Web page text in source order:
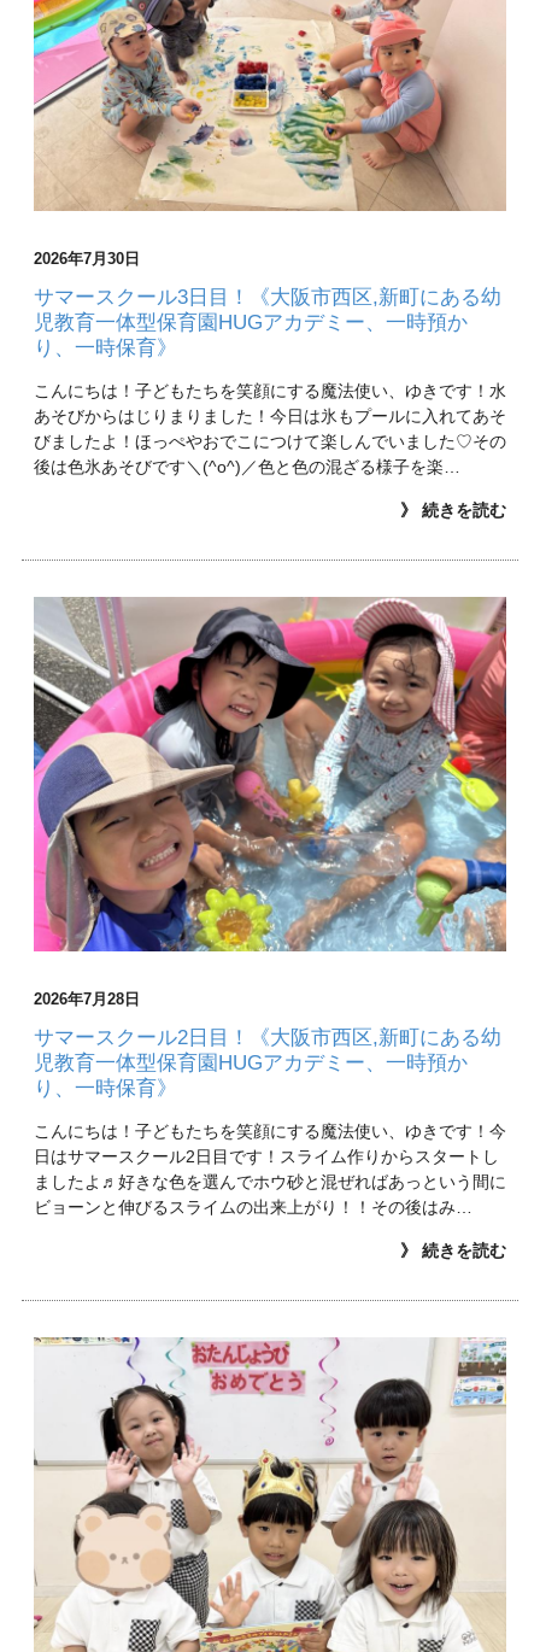
2026年7月30日
サマースクール3日目！《大阪市西区,新町にある幼
児教育一体型保育園HUGアカデミー、一時預か
り、一時保育》
こんにちは！子どもたちを笑顔にする魔法使い、ゆきです！水
あそびからはじりまりました！今日は氷もプールに入れてあそ
びましたよ！ほっぺやおでこにつけて楽しんでいました♡その
後は色氷あそびです＼(^o^)／色と色の混ざる様子を楽…
》 続きを読む
2026年7月28日
サマースクール2日目！《大阪市西区,新町にある幼
児教育一体型保育園HUGアカデミー、一時預か
り、一時保育》
こんにちは！子どもたちを笑顔にする魔法使い、ゆきです！今
日はサマースクール2日目です！スライム作りからスタートし
ましたよ♬好きな色を選んでホウ砂と混ぜればあっという間に
ビョーンと伸びるスライムの出来上がり！！その後はみ…
》 続きを読む